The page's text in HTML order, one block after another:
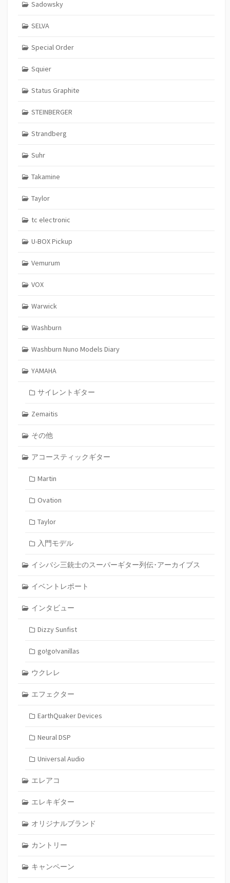
Sadowsky
SELVA
Special Order
Squier
Status Graphite
STEINBERGER
Strandberg
Suhr
Takamine
Taylor
tc electronic
U-BOX Pickup
Vemurum
VOX
Warwick
Washburn
Washburn Nuno Models Diary
YAMAHA
サイレントギター
Zemaitis
その他
アコースティックギター
Martin
Ovation
Taylor
入門モデル
イシバシ三銃士のスーパーギター列伝･アーカイブス
イベントレポート
インタビュー
Dizzy Sunfist
go!go!vanillas
ウクレレ
エフェクター
EarthQuaker Devices
Neural DSP
Universal Audio
エレアコ
エレキギター
オリジナルブランド
カントリー
キャンペーン